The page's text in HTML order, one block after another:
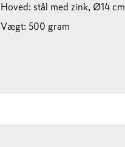
Hoved: stål med zink, Ø14 cm.
Vægt: 500 gram